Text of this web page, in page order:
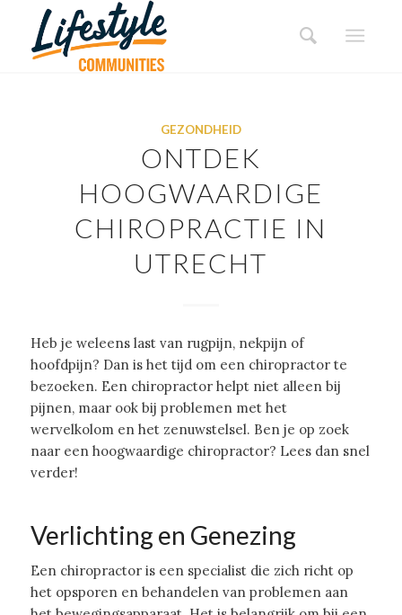
GEZONDHEID
ONTDEK
HOOGWAARDIGE
CHIROPRACTIE IN
UTRECHT
Heb je weleens last van rugpijn, nekpijn of
hoofdpijn? Dan is het tijd om een chiropractor te
bezoeken. Een chiropractor helpt niet alleen bij
pijnen, maar ook bij problemen met het
wervelkolom en het zenuwstelsel. Ben je op zoek
naar een hoogwaardige chiropractor? Lees dan snel
verder!
Verlichting en Genezing
Een chiropractor is een specialist die zich richt op
het opsporen en behandelen van problemen aan